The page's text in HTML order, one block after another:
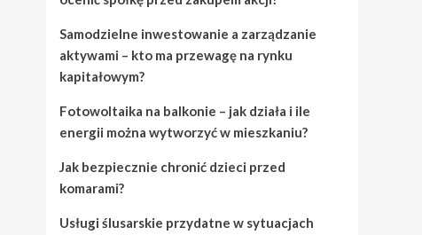
Samodzielne inwestowanie a zarządzanie
aktywami – kto ma przewagę na rynku
kapitałowym?
Fotowoltaika na balkonie – jak działa i ile
energii można wytworzyć w mieszkaniu?
Jak bezpiecznie chronić dzieci przed
komarami?
Usługi ślusarskie przydatne w sytuacjach